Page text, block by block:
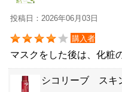
投稿日：2026年06月03日
購入者
マスクをした後は、化粧
シコリーブ スキ